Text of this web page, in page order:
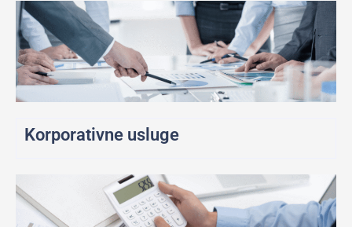
Korporativne usluge